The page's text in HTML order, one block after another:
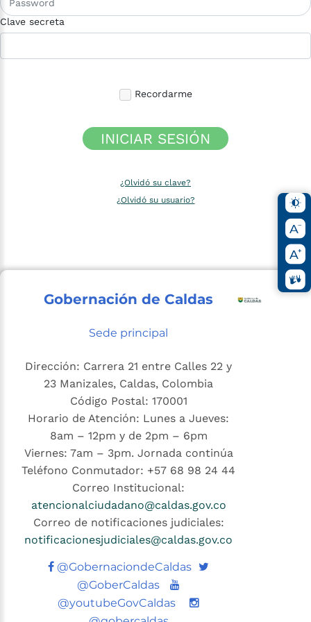
Clave secreta
Recordarme
INICIAR SESIÓN
¿Olvidó su clave?
¿Olvidó su usuario?
Gobernación de Caldas
Sede principal
Dirección: Carrera 21 entre Calles 22 y
23 Manizales, Caldas, Colombia
Código Postal: 170001
Horario de Atención: Lunes a Jueves:
8am – 12pm y de 2pm – 6pm
Viernes: 7am – 3pm. Jornada continúa
Teléfono Conmutador: +57 68 98 24 44
Correo Institucional:
atencionalciudadano@caldas.gov.co
Correo de notificaciones judiciales:
notificacionesjudiciales@caldas.gov.co
@GobernaciondeCaldas Twitter
@GoberCaldas
Youtube
@youtubeGovCaldas